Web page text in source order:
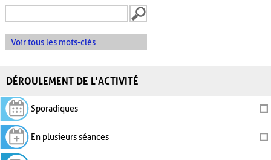
Voir tous les mots-clés
DÉROULEMENT DE L'ACTIVITÉ
Sporadiques
En plusieurs séances